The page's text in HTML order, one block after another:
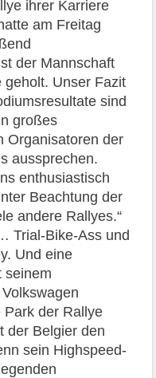
ihrer Karriere
am Freitag
der Mannschaft
geholt. Unser Fazit
sind
großes
Organisatoren der
aussprechen.
enthusiastisch
Beachtung der
andere Rallyes.“
Trial-Bike-Ass und
Und eine
seinem
Park der Rallye
der Belgier den
sein Highspeed-